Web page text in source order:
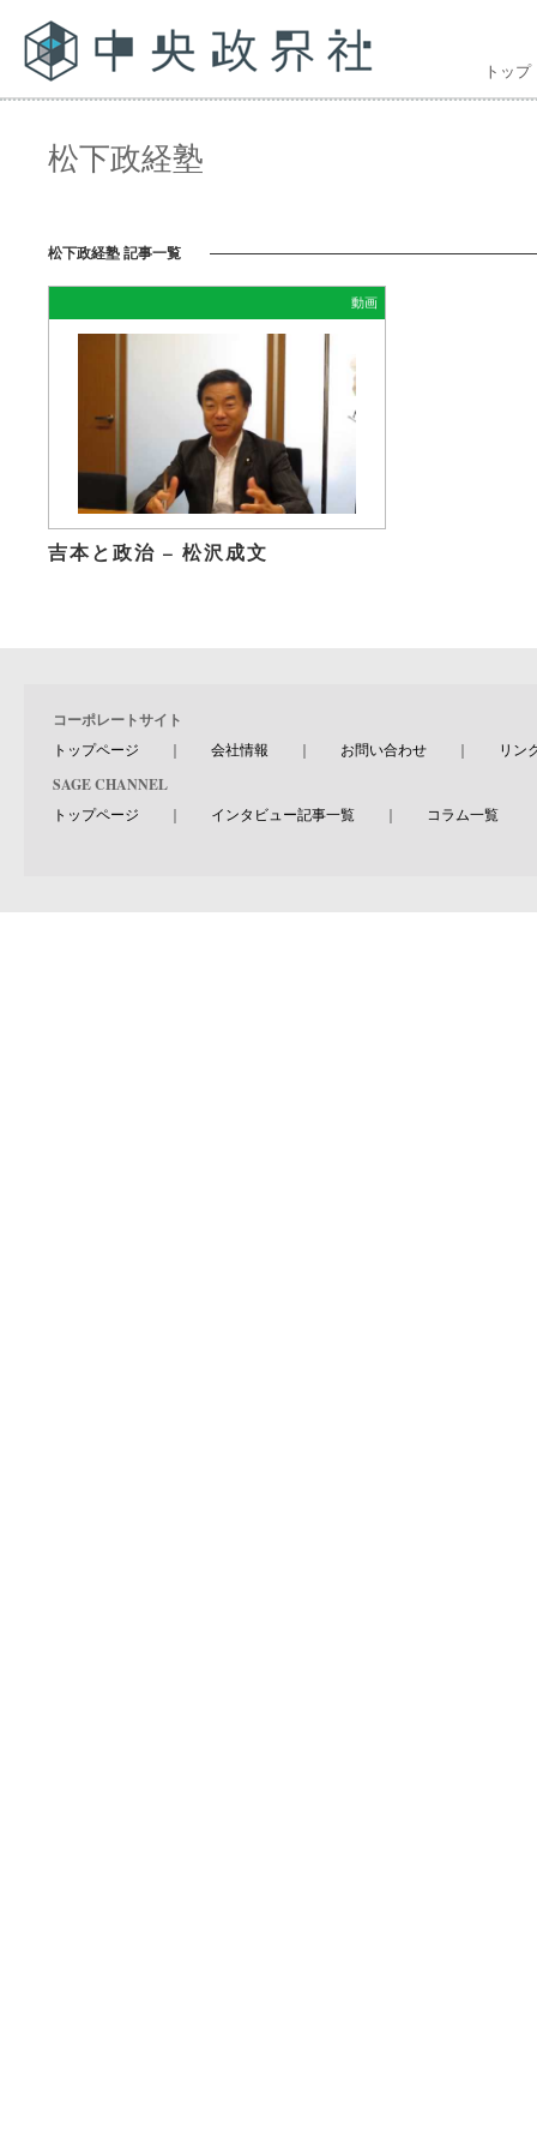
トップ
松下政経塾
松下政経塾 記事一覧
動画
吉本と政治 – 松沢成文
コーポレートサイト
トップページ ｜ 会社情報 ｜ お問い合わせ ｜ リン
SAGE CHANNEL
トップページ ｜ インタビュー記事一覧 ｜ コラム一覧